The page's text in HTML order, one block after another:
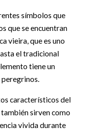
símbolos que
que se encuentran
vieira, que es uno
el tradicional
tiene un
peregrinos.
característicos del
sirven como
vivida durante